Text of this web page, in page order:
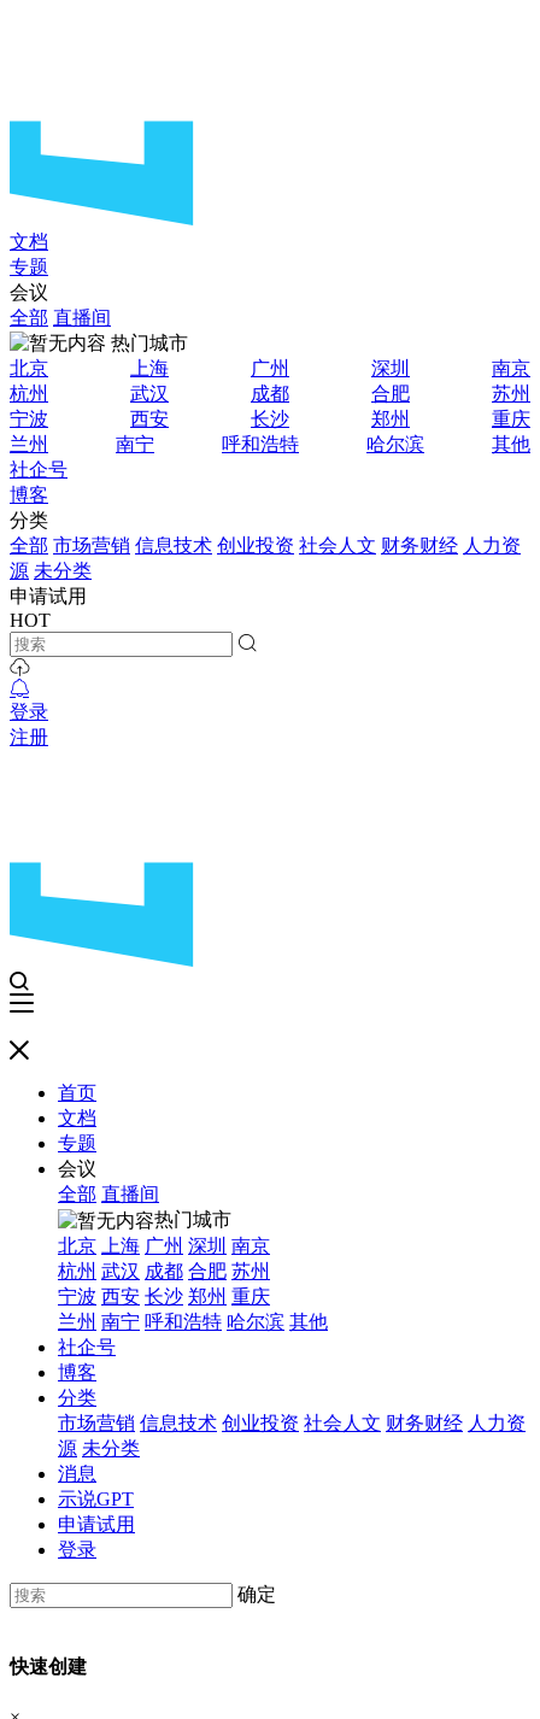
文档
专题
会议
全部 直播间
热门城市
北京
上海 广州 深圳
南京
杭州
武汉 成都 合肥
苏州
宁波
西安 长沙 郑州
重庆
兰州
南宁 呼和浩特 哈尔滨
其他
社企号
博客
分类
全部 市场营销 信息技术 创业投资 社会人文 财务财经 人力资
源 未分类
申请试用
HOT
登录
注册
首页
文档
专题
会议
全部 直播间
热门城市
北京
上海 广州 深圳 南京
杭州 武汉 成都 合肥 苏州
宁波 西安 长沙 郑州 重庆
兰州 南宁 呼和浩特 哈尔滨 其他
社企号
博客
分类
市场营销 信息技术 创业投资 社会人文 财务财经 人力资
源 未分类
消息
示说GPT
申请试用
登录
确定
快速创建